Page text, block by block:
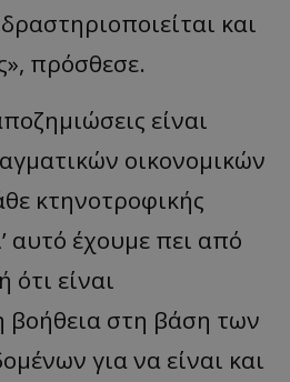
και
πρόσθεσε.
είναι
οικονομικών
κτηνοτροφικής
αυτό έχουμε πει από
είναι
βοήθεια στη βάση των
για να είναι και